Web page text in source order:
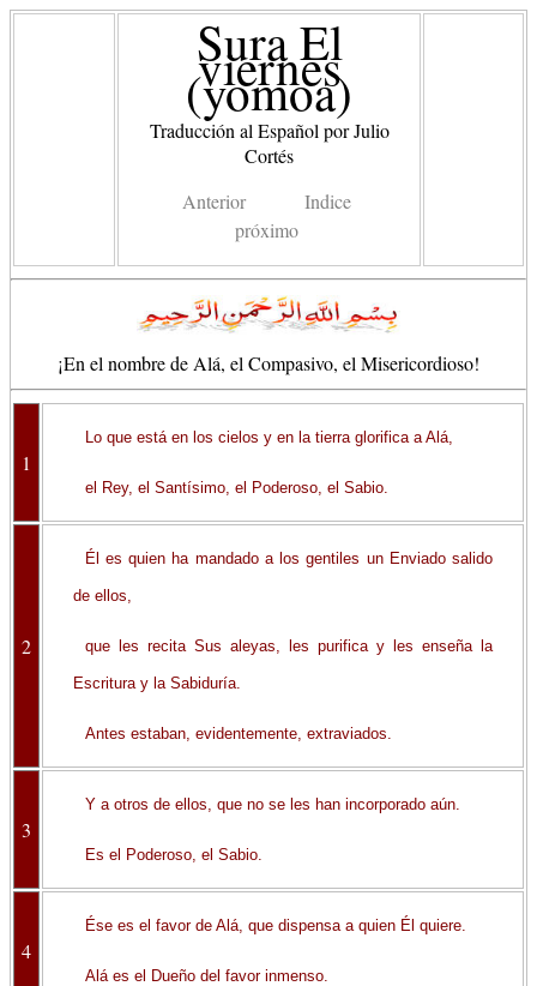
Sura El
viernes
(yomoa)
Traducción al Español por Julio
Cortés
Anterior
Indice
próximo
¡En el nombre de Alá, el Compasivo, el Misericordioso!
1
Lo que está en los cielos y en la tierra glorifica a Alá,
el Rey, el Santísimo, el Poderoso, el Sabio.
2
Él es quien ha mandado a los gentiles un Enviado salido
de ellos,
que les recita Sus aleyas, les purifica y les enseña la
Escritura y la Sabiduría.
Antes estaban, evidentemente, extraviados.
3
Y a otros de ellos, que no se les han incorporado aún.
Es el Poderoso, el Sabio.
4
Ése es el favor de Alá, que dispensa a quien Él quiere.
Alá es el Dueño del favor inmenso.